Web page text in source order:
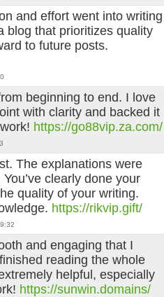
and effort went into writing
blog that prioritizes quality
to future posts.
beginning to end. I love
with clarity and backed it
https://go88vip.za.com/
The explanations were
clearly done your
quality of your writing.
https://rikvip.gift/
and engaging that I
reading the whole
helpful, especially
https://sunwin.domains/